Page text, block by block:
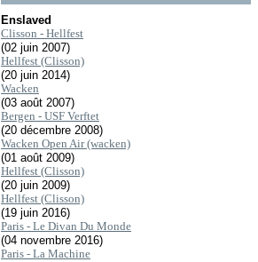
Enslaved
Clisson - Hellfest
(02 juin 2007)
Hellfest (Clisson)
(20 juin 2014)
Wacken
(03 août 2007)
Bergen - USF Verftet
(20 décembre 2008)
Wacken Open Air (wacken)
(01 août 2009)
Hellfest (Clisson)
(20 juin 2009)
Hellfest (Clisson)
(19 juin 2016)
Paris - Le Divan Du Monde
(04 novembre 2016)
Paris - La Machine